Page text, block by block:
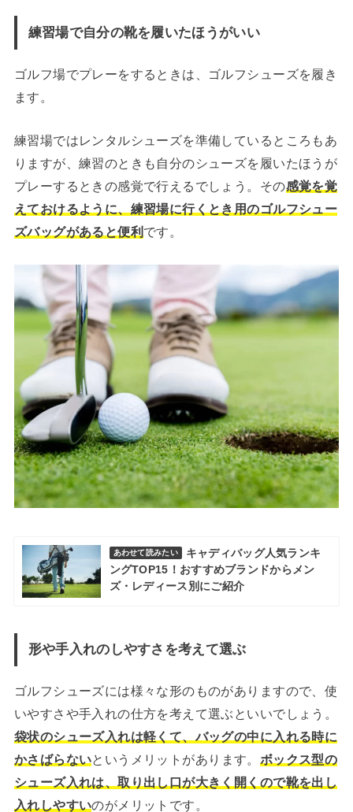
練習場で自分の靴を履いたほうがいい
ゴルフ場でプレーをするときは、ゴルフシューズを履き
ます。
練習場ではレンタルシューズを準備しているところもあ
りますが、練習のときも自分のシューズを履いたほうが
プレーするときの感覚で行えるでしょう。その感覚を覚
えておけるように、練習場に行くとき用のゴルフシュー
ズバッグがあると便利 です。
あわせて読みたい
キャディバッグ人気ランキ
ングTOP15！おすすめブランドからメン
ズ・レディース別にご紹介
形や手入れのしやすさを考えて選ぶ
ゴルフシューズには様々な形のものがありますので、使
いやすさや手入れの仕方を考えて選ぶといいでしょう。
袋状のシューズ入れは軽くて、バッグの中に入れる時に
かさばらないというメリットがあります。 ボックス型の
シューズ入れは、取り出し口が大きく開くので靴を出し
入れしやすいのがメリットです。